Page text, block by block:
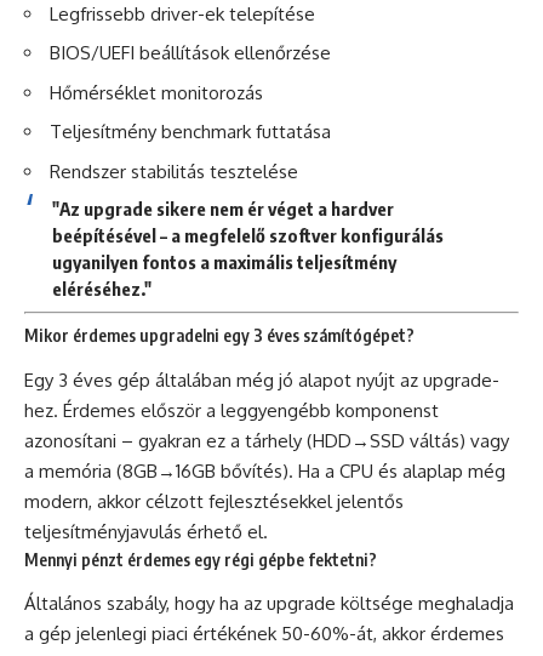
Legfrissebb driver-ek telepítése
BIOS/UEFI beállítások ellenőrzése
Hőmérséklet monitorozás
Teljesítmény benchmark futtatása
Rendszer stabilitás tesztelése
"Az upgrade sikere nem ér véget a hardver
beépítésével – a megfelelő szoftver konfigurálás
ugyanilyen fontos a maximális teljesítmény
eléréséhez."
Mikor érdemes upgradelni egy 3 éves számítógépet?
Egy 3 éves gép általában még jó alapot nyújt az upgrade-
hez. Érdemes először a leggyengébb komponenst
azonosítani – gyakran ez a tárhely (HDD→SSD váltás) vagy
a memória (8GB→16GB bővítés). Ha a CPU és alaplap még
modern, akkor célzott fejlesztésekkel jelentős
teljesítményjavulás érhető el.
Mennyi pénzt érdemes egy régi gépbe fektetni?
Általános szabály, hogy ha az upgrade költsége meghaladja
a gép jelenlegi piaci értékének 50-60%-át, akkor érdemes